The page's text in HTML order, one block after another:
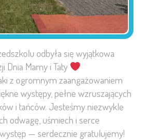
odbyła się wyjątkowa
Dnia Mamy i Taty
z ogromnym zaangażowaniem
występy, pełne wzruszających
i tańców. Jesteśmy niezwykle
odwagę, uśmiech i serce
— serdecznie gratulujemy!